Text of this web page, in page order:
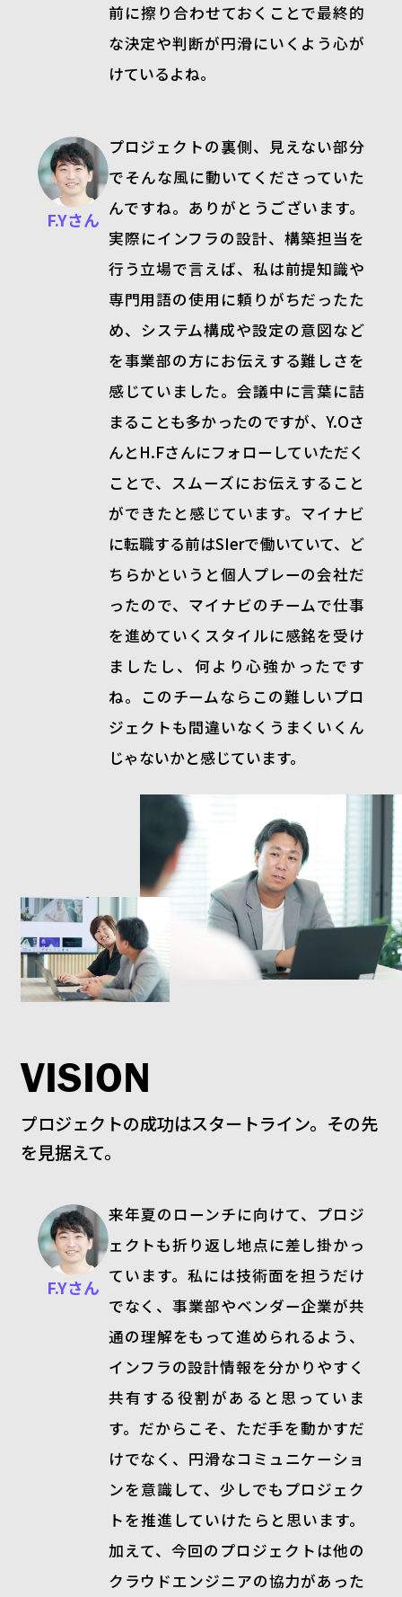
前に擦り合わせておくことで最終的
な決定や判断が円滑にいくよう心が
けているよね。
F.Yさん
プロジェクトの裏側、見えない部分
でそんな風に動いてくださっていた
んですね。ありがとうございます。
実際にインフラの設計、構築担当を
行う立場で言えば、私は前提知識や
専門用語の使用に頼りがちだったた
め、システム構成や設定の意図など
を事業部の方にお伝えする難しさを
感じていました。会議中に言葉に詰
まることも多かったのですが、 Y.Oさ
んとH.Fさんにフォローしていただく
ことで、スムーズにお伝えすること
ができたと感じています。マイナビ
に転職する前はSIerで働いていて、ど
ちらかというと個人プレーの会社だ
ったので、マイナビのチームで仕事
を進めていくスタイルに感銘を受け
ましたし、何より心強かったです
ね。このチームならこの難しいプロ
ジェクトも間違いなくうまくいくん
じゃないかと感じています。
VISION
プロジェクトの成功はスタートライン。その先
を見据えて。
F.Yさん
来年夏のローンチに向けて、プロジ
ェクトも折り返し地点に差し掛かっ
ています。私には技術面を担うだけ
でなく、事業部やベンダー企業が共
通の理解をもって進められるよう、
インフラの設計情報を分かりやすく
共有する役割があると思っていま
す。だからこそ、ただ手を動かすだ
けでなく、円滑なコミュニケーショ
ンを意識して、少しでもプロジェク
トを推進していけたらと思います。
加えて、今回のプロジェクトは他の
クラウドエンジニアの協力があった